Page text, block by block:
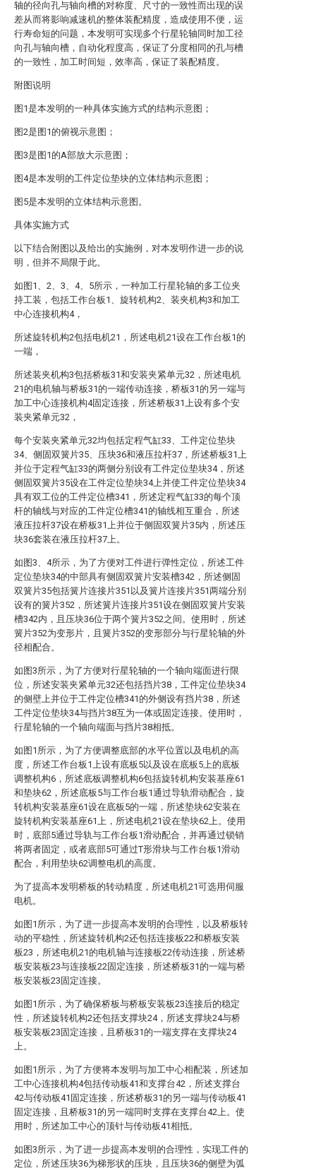
轴的径向孔与轴向槽的对称度、尺寸的一致性而出现的误
差从而将影响减速机的整体装配精度，造成使用不便，运
行寿命短的问题，本发明可实现多个行星轮轴同时加工径
向孔与轴向槽，自动化程度高，保证了分度相同的孔与槽
的一致性，加工时间短，效率高，保证了装配精度。
附图说明
图1是本发明的一种具体实施方式的结构示意图；
图2是图1的俯视示意图；
图3是图1的A部放大示意图；
图4是本发明的工件定位垫块的立体结构示意图；
图5是本发明的立体结构示意图。
具体实施方式
以下结合附图以及给出的实施例，对本发明作进一步的说
明，但并不局限于此。
如图1、2、3、4、5所示，一种加工行星轮轴的多工位夹
持工装，包括工作台板1、旋转机构2、装夹机构3和加工
中心连接机构4，
所述旋转机构2包括电机21，所述电机21设在工作台板1的
一端，
所述装夹机构3包括桥板31和安装夹紧单元32，所述电机
21的电机轴与桥板31的一端传动连接，桥板31的另一端与
加工中心连接机构4固定连接，所述桥板31上设有多个安
装夹紧单元32，
每个安装夹紧单元32均包括定程气缸33、工件定位垫块
34、侧固双簧片35、压块36和液压拉杆37，所述桥板31上
并位于定程气缸33的两侧分别设有工件定位垫块34，所述
侧固双簧片35设在工件定位垫块34上并使工件定位垫块34
具有双工位的工件定位槽341，所述定程气缸33的每个顶
杆的轴线与对应的工件定位槽341的轴线相互重合，所述
液压拉杆37设在桥板31上并位于侧固双簧片35内，所述压
块36套装在液压拉杆37上。
如图3、4所示，为了方便对工件进行弹性定位，所述工件
定位垫块34的中部具有侧固双簧片安装槽342，所述侧固
双簧片35包括簧片连接片351以及簧片连接片351两端分别
设有的簧片352，所述簧片连接片351设在侧固双簧片安装
槽342内，且压块36位于两个簧片352之间。使用时，所述
簧片352为变形片，且簧片352的变形部分与行星轮轴的外
径相配合。
如图3所示，为了方便对行星轮轴的一个轴向端面进行限
位，所述安装夹紧单元32还包括挡片38，工件定位垫块34
的侧壁上并位于工件定位槽341的外侧设有挡片38，所述
工件定位垫块34与挡片38互为一体或固定连接。使用时，
行星轮轴的一个轴向端面与挡片38相抵。
如图1所示，为了方便调整底部的水平位置以及电机的高
度，所述工作台板1上设有底板5以及设在底板5上的底板
调整机构6，所述底板调整机构6包括旋转机构安装基座61
和垫块62，所述底板5与工作台板1通过导轨滑动配合，旋
转机构安装基座61设在底板5的一端，所述垫块62安装在
旋转机构安装基座61上，所述电机21设在垫块62上。使用
时，底部5通过导轨与工作台板1滑动配合，并再通过锁销
将两者固定，或者底部5可通过T形滑块与工作台板1滑动
配合，利用垫块62调整电机的高度。
为了提高本发明桥板的转动精度，所述电机21可选用伺服
电机。
如图1所示，为了进一步提高本发明的合理性，以及桥板转
动的平稳性，所述旋转机构2还包括连接板22和桥板安装
板23，所述电机21的电机轴与连接板22传动连接，所述桥
板安装板23与连接板22固定连接，所述桥板31的一端与桥
板安装板23固定连接。
如图1所示，为了确保桥板与桥板安装板23连接后的稳定
性，所述旋转机构2还包括支撑块24，所述支撑块24与桥
板安装板23固定连接，且桥板31的一端支撑在支撑块24
上。
如图1所示，为了方便将本发明与加工中心相配装，所述加
工中心连接机构4包括传动板41和支撑台42，所述支撑台
42与传动板41固定连接，所述桥板31的另一端与传动板41
固定连接，且桥板31的另一端同时支撑在支撑台42上。使
用时，所述加工中心的顶针与传动板41相抵。
如图3所示，为了进一步提高本发明的合理性，实现工件的
定位，所述压块36为梯形状的压块，且压块36的侧壁为弧